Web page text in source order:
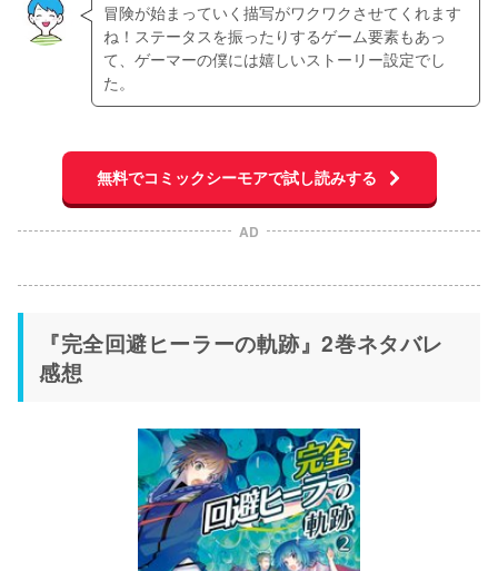
冒険が始まっていく描写がワクワクさせてくれます
ね！ステータスを振ったりするゲーム要素もあっ
て、ゲーマーの僕には嬉しいストーリー設定でし
た。
無料でコミックシーモアで試し読みする
AD
『完全回避ヒーラーの軌跡』2巻ネタバレ
感想